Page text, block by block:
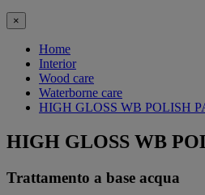
×
Home
Interior
Wood care
Waterborne care
HIGH GLOSS WB POLISH
HIGH GLOSS WB
Trattamento a base acqua